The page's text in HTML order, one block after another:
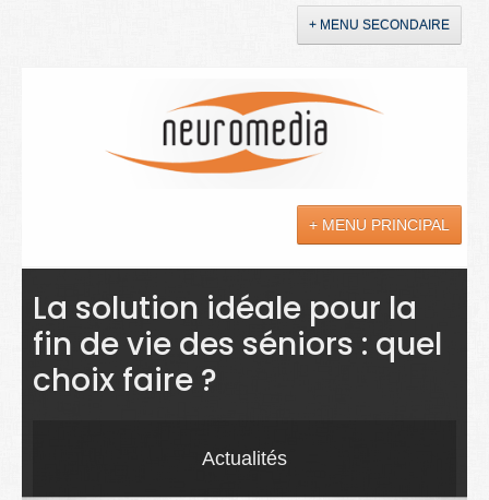
+ MENU SECONDAIRE
+ MENU PRINCIPAL
Actualités
Sciences
Maladies
La solution idéale pour la
fin de vie des séniors : quel
choix faire ?
Actualités